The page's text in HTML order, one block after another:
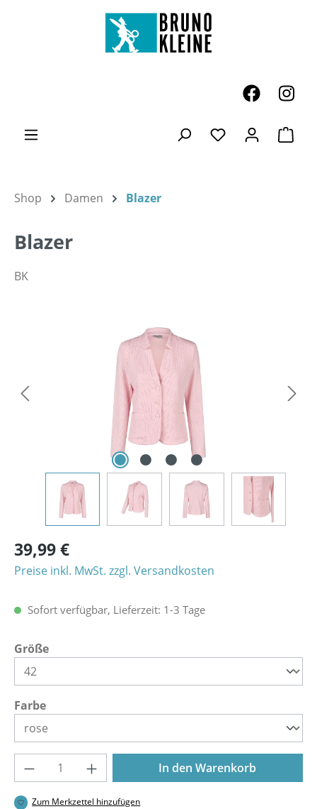
Zum Hauptinhalt springen
Du hast 0
Shop Damen Blazer
Blazer
BK
39,99 €
Preise inkl. MwSt. zzgl. Versandkosten
Sofort verfügbar, Lieferzeit: 1-3 Tage
Größeauswählen
Farbeauswählen
Produkt Anzahl: Gib den gewünschten
In den Warenkorb
Zum Merkzettel hinzufügen